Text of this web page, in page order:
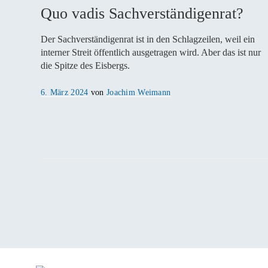
Quo vadis Sachverständigenrat?
Der Sachverständigenrat ist in den Schlagzeilen, weil ein
interner Streit öffentlich ausgetragen wird. Aber das ist nur
die Spitze des Eisbergs.
Veröffentlicht
6. März 2024 von Joachim Weimann